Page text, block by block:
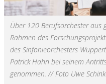
Über 120 Berufsorchester aus
Rahmen des
des Sinfonieorchesters
Patrick Hahn bei seinem
genommen. // Foto Uwe